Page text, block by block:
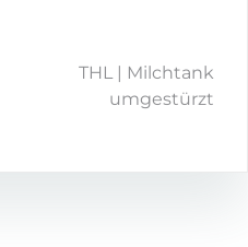
THL | Milchtank
umgestürzt